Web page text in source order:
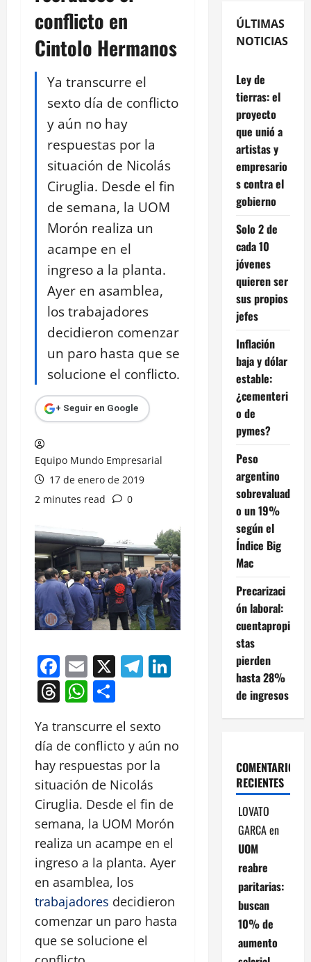
conflicto en
Cintolo Hermanos
Ya transcurre el
sexto día de conflicto
y aún no hay
respuestas por la
situación de Nicolás
Ciruglia. Desde el fin
de semana, la UOM
Morón realiza un
acampe en el
ingreso a la planta.
Ayer en asamblea,
los trabajadores
decidieron comenzar
un paro hasta que se
solucione el conflicto.
+ Seguir en Google
Equipo Mundo Empresarial
17 de enero de 2019
2 minutes read
0
Facebook
Email
X Telegram
LinkedIn
Threads
WhatsApp
Ya transcurre el sexto
día de conflicto y aún no
hay respuestas por la
situación de Nicolás
Ciruglia. Desde el fin de
semana, la UOM Morón
realiza un acampe en el
ingreso a la planta. Ayer
en asamblea, los
trabajadores decidieron
comenzar un paro hasta
que se solucione el
ÚLTIMAS
NOTICIAS
Ley de
tierras: el
proyecto
que unió a
artistas y
empresario
s contra el
gobierno
Solo 2 de
cada 10
jóvenes
quieren ser
sus propios
jefes
Inflación
baja y dólar
estable:
¿cementeri
o de
pymes?
Peso
argentino
sobrevaluad
o un 19%
según el
Índice Big
Mac
Precarizaci
ón laboral:
cuentapropi
stas
pierden
hasta 28%
de ingresos
COMENTARIOS
RECIENTES
LOVATO
GARCAen
UOM
reabre
paritarias:
buscan
10% de
aumento